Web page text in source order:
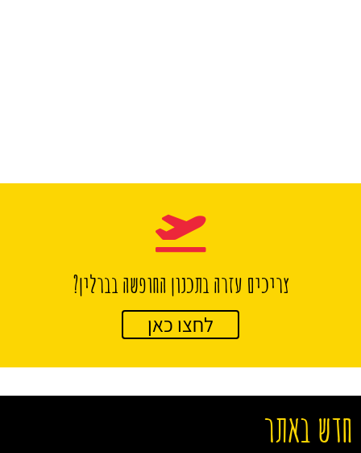
צריכים עזרה בתכנון החופשה בברלין?
לחצו כאן
חדש באתר